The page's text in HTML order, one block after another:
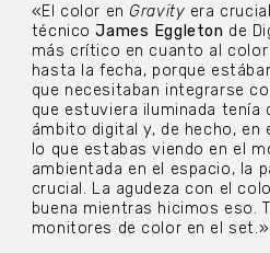
«El color en Gravity era
técnicoJames Eggleton de
más crítico en cuanto al
hasta la fecha, porque
que necesitaban integrarse
que estuviera iluminada tenía
ámbito digital y, de hecho, en
lo que estabas viendo en el
ambientada en el espacio, la
crucial. La agudeza con el
buena mientras hicimos eso.
monitores de color en el set.»